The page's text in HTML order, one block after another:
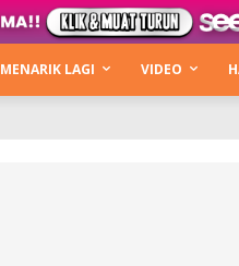
MENARIK LAGI VIDEO